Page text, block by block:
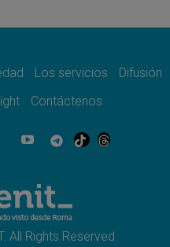
líderes en África
Viaje Apostólico del
El bien de las familias
paz comienza con la
otro
Los servicios
Difusión
Contáctenos
All Rights Reserved.